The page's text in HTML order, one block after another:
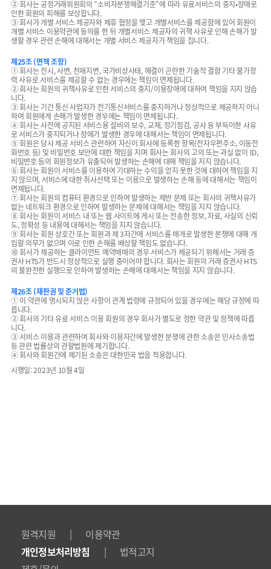
② 회사는 공정거래위원회의 “소비자분쟁해결기준”에 따라 유료서비스의 중지•장애로
인한 회원의 피해를 보상합니다.
③ 회사가 개별 서비스 제공자와 제휴 협정을 맺고 개별서비스를 제공함에 있어 회원이
개별 서비스 이용약관에 동의를 한 뒤 개별서비스 제공자의 귀책 사유로 인해 손해가 발
생할 경우 관련 손해에 대해서는 개별 서비스 제공자가 책임을 집니다.
제25조 (면책 조항)
① 회사는 전시, 사변, 천재지변, 국가비상사태, 해결이 곤란한 기술적 결함 기타 불가항
력 사유로 서비스를 제공할 수 없는 경우에는 책임이 면제됩니다.
② 회사는 회원의 귀책사유로 인한 서비스의 중지/이용장애에 대하여 책임을 지지 않습
니다.
③ 회사는 기간 통신 사업자가 전기통신서비스를 중지하거나 정상적으로 제공하지 아니
하여 회원에게 손해가 발생한 경우에는 책임이 면제됩니다.
④ 회사는 사전에 공지된 서비스용 설비의 보수, 교체, 정기점검, 공사 등 부득이한 사유
로 서비스가 중지되거나 장애가 발생한 경우에 대해서는 책임이 면제됩니다.
⑤ 회원은 당사 제공 서비스 관련하여 자신이 회사에 등록한 항목(전자우편주소, 이동전
화번호 등) 및 비밀번호 보안에 대한 책임을 지며 회사는 회사의 고의 또는 과실 없이 ID,
비밀번호 등의 회원정보가 유출되어 발생하는 손해에 대해 책임을 지지 않습니다.
⑥ 회사는 회원이 서비스를 이용하여 기대하는 수익을 얻지 못한 것에 대하여 책임을 지
지 않으며, 서비스에 대한 취사선택 또는 이용으로 발생하는 손해 등에 대해서는 책임이
면제됩니다.
⑦ 회사는 회원의 컴퓨터 환경으로 인하여 발생하는 제반 문제 또는 회사의 귀책사유가
없는 네트워크 환경으로 인하여 발생하는 문제에 대해서는 책임을 지지 않습니다.
⑧ 회사는 회원이 서비스 내 또는 웹 사이트에 게시 또는 전송한 정보, 자료, 사실의 신뢰
도, 정확성 등 내용에 대해서는 책임을 지지 않습니다.
⑨ 회사는 회원 상호간 또는 회원과 제 3자간에 서비스를 매개로 발생한 분쟁에 대해 개
입할 의무가 없으며 이로 인한 손해를 배상할 책임도 없습니다.
⑩ 회사가 제공하는 클라이언트 예약매매의 경우 서비스가 제공되기 위해서는 거래 증
권사 HTS가 반드시 정상적으로 실행 중이어야 합니다. 회사는 회원의 거래 증권사 HTS
의 불완전한 실행으로 인하여 발생하는 손해에 대해서는 책임을 지지 않습니다.
제26조 (재판권 및 준거법)
① 이 약관에 명시되지 않은 사항이 관계 법령에 규정되어 있을 경우에는 해당 규정에 따
릅니다.
② 회사의 기타 유료 서비스 이용 회원의 경우 회사가 별도로 정한 약관 및 정책에 따릅
니다.
③ 서비스 이용과 관련하여 회사와 이용자간에 발생한 분쟁에 관한 소송은 민사소송법
등 관련 법률상의 관할법원에 제기합니다.
④ 회사와 회원간에 제기된 소송은 대한민국 법을 적용합니다.
시행일: 2023년 10월 4일
원격지원 |
이용약관
개인정보처리방침
|
법적고지